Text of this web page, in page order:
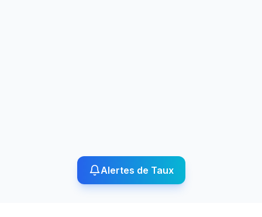
Alertes de Taux